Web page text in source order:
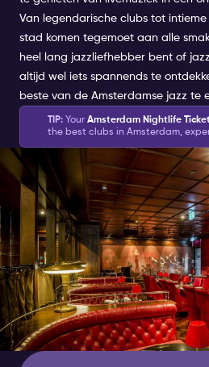
Van legendarische clubs tot
stad komen tegemoet aan alle
heel lang jazzliefhebber bent of
altijd wel iets spannends te
beste van de Amsterdamse jazz te
TIP: Your Amsterdam Nightlife
the best clubs in Amsterdam,